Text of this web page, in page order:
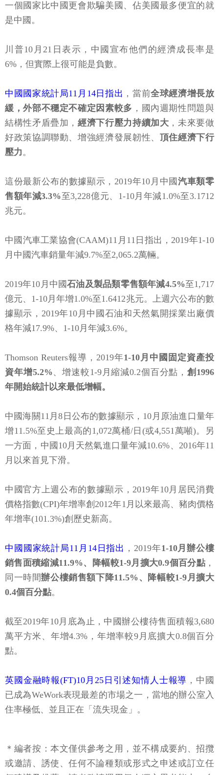
一個國家比中國更會欺騙美國、佔美國最多便宜的就
是中國。
川普10月21日表示，中國宣布他們的經濟成長率是
6%，但實際上很可能是負數。
中國國家統計局11月14日指出 ，當前全球經濟增長放
緩，外部不穩定不確定因素較多 ，國內週期性問題與
結構性矛盾疊加，經濟下行壓力持續加大 ，未來要做
好政策協調聯動、增強經濟發展韌性、 頂住經濟下行
壓力 。
這份最新公布的數據顯示，2019年10月中國 汽車類零
售額年減3.3%至3,228億元、1-10月年減1.0%至3.1712
兆元。
中國汽車工業協會(CAAM)11月11日指出，2019年1-10
月中國汽車銷量年減9.7%至2,065.2萬輛。
2019年10月中國石油及製品類零售額年減4.5%至1,717
億元、1-10月年增1.0%至1.6412兆元。上週六公布的數
據顯示，2019年10月中國石油和天然氣開採業出廠價
格年減17.9%、1-10月年減3.6%。
Thomson Reuters報導，2019年1-10月中國固定資產投
資年增5.2%、增速較1-9月縮減0.2個百分點，創1996
年開始統計以來最低增幅。
中國海關11月8日公布的數據顯示，10月原油進口量年
增11.5%至史上最高的1,072萬桶/日(或4,551萬噸)。另
一方面，中國10月天然氣進口量年減10.6%、2016年11
月以來首見下滑。
中國官方上週公布的數據顯示，2019年10月居民消費
價格指數(CPI)年增率創2012年1月以來最高、豬肉價格
年增率(101.3%)創歷史新高。
中國國家統計局11月14日指出 ，2019年1-10月辦公樓
銷售面積縮減11.9%、降幅較1-9月擴大0.9個百分點 ，
同一時間辦公樓銷售額下降11.5%、降幅較1-9月擴大
0.4個百分點。
截至2019年10月底為止，中國辦公樓待售面積報3,680
萬平方米、年增4.3%，年增率較9月底擴大0.8個百分
點。
英國金融時報(FT)10月25日引述知情人士報導 ，中國
已成為WeWork表現最差的市場之一，當地的辦公室入
住率極低、並且正在「流失現金」。
＊編者按：本文僅供參考之用，並不構成要約、招攬
或邀請、誘使、任何不論種類或形式之申述或訂立任